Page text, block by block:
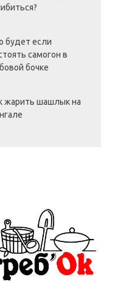
будет если
самогон в
бочке
жарить шашлык на